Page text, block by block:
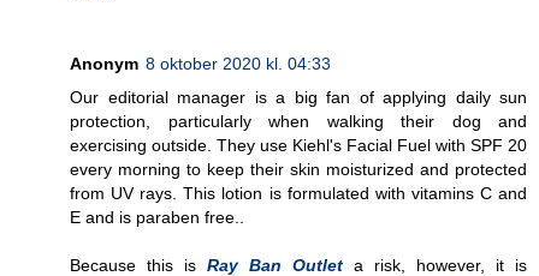
Anonym 8 oktober 2020 kl. 04:33
Our editorial manager is a big fan of applying daily sun
protection, particularly when walking their dog and
exercising outside. They use Kiehl's Facial Fuel with SPF 20
every morning to keep their skin moisturized and protected
from UV rays. This lotion is formulated with vitamins C and
E and is paraben free..
Because this is Ray Ban Outlet a risk, however, it is